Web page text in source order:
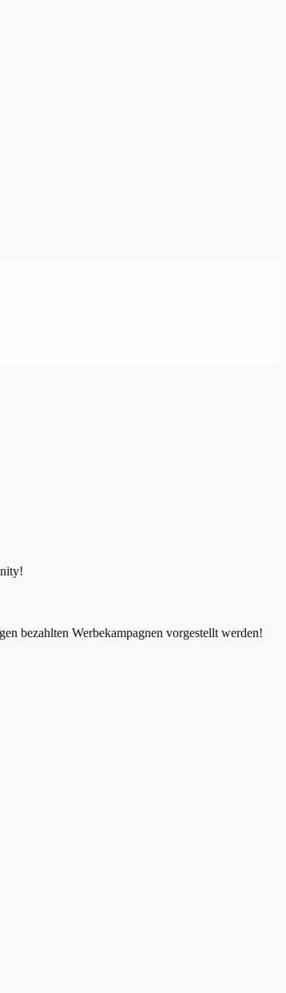
bezahlten Werbekampagnen vorgestellt werden!